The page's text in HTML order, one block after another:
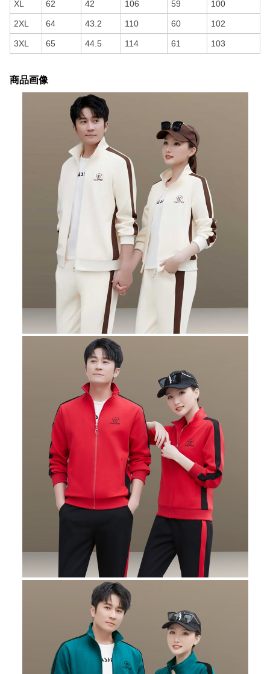
XL 62 42 106 59 100
2XL 64 43.2 110 60 102
3XL 65 44.5 114 61 103
商品画像